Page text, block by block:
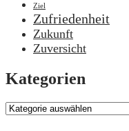
Ziel
Zufriedenheit
Zukunft
Zuversicht
Kategorien
Kategorien